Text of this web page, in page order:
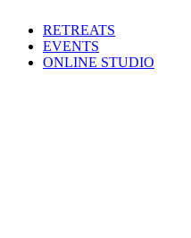
RETREATS
EVENTS
ONLINE STUDIO